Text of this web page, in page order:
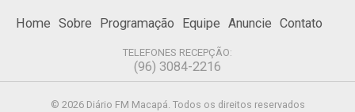
Home Sobre Programação Equipe Anuncie Contato
TELEFONES RECEPÇÃO:
(96) 3084-2216
© 2026 Diário FM Macapá. Todos os direitos reservados